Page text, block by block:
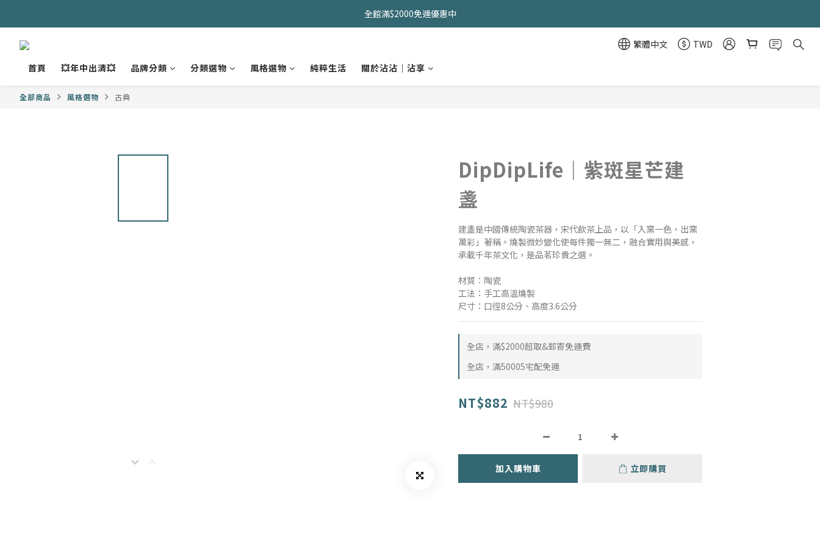
久坐神器>>坐&靠墊組合只要$1488
全館滿$2000免運優惠中
久坐神器>>坐&靠墊組合只要$1488
繁體中文
TWD
首頁
💥年中出清💥 品牌分類 分類選物 風格選物 純粹生活 關於沾沾｜沾享
全部商品 風格選物 古典
DipDipLife｜紫斑星芒建
盞
建盞是中國傳統陶瓷茶器，宋代飲茶上品，以「入窯一色，出窯
萬彩」著稱。燒製微妙變化使每件獨一無二，融合實用與美感，
承載千年茶文化，是品茗珍貴之選。
材質：陶瓷
工法：手工高溫燒製
尺寸：口徑8公分、高度3.6公分
全店，滿$2000超取&郵寄免運費
全店，滿50005宅配免運
NT$882 NT$980
加入購物車 立即購買